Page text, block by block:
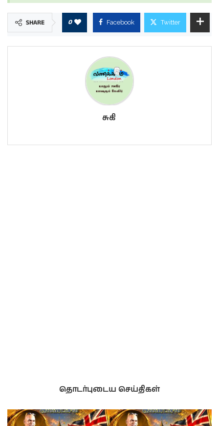
SHARE 0 Facebook Twitter
சுகி
தொடர்புடைய செய்திகள்